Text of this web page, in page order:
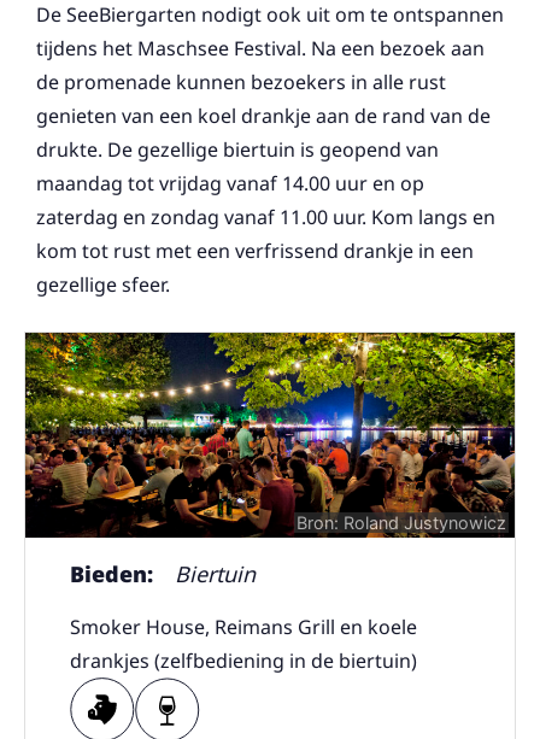
De SeeBiergarten nodigt ook uit om te ontspannen
tijdens het Maschsee Festival. Na een bezoek aan
de promenade kunnen bezoekers in alle rust
genieten van een koel drankje aan de rand van de
drukte. De gezellige biertuin is geopend van
maandag tot vrijdag vanaf 14.00 uur en op
zaterdag en zondag vanaf 11.00 uur. Kom langs en
kom tot rust met een verfrissend drankje in een
gezellige sfeer.
Bron: Roland Justynowicz
Bieden: Biertuin
Smoker House, Reimans Grill en koele
drankjes (zelfbediening in de biertuin)